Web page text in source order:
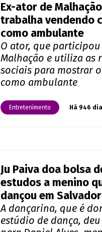
Ex-ator de Malhação
trabalha vendendo
como ambulante
O ator, que
Malhação e utiliza as
sociais para mostrar
como ambulante
Entretenimento Há 946
Ju Paiva doa bolsa
estudos a menino
dançou em Salvador
A dançarina, que é
estúdio de dança,